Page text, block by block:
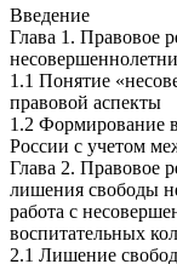
Введение
Глава 1. Правовое
1.1 Понятие
правовой аспекты
1.2 Формирование
России с учетом
Глава 2. Правовое
лишения свободы
работа с
воспитательных
2.1 Лишение